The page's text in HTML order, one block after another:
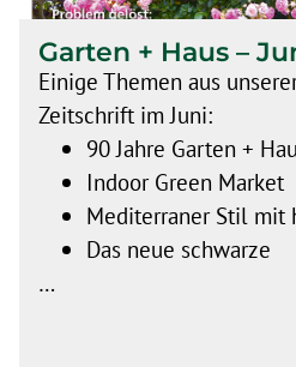
Garten + Haus –
Einige Themen aus
Zeitschrift im Juni:
90 Jahre Garten +
Indoor Green Market
Mediterraner Stil mit
Das neue schwarze
…